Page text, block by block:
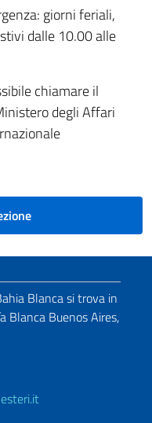
giorni feriali,
dalle 10.00 alle
chiamare il
degli Affari
Blanca si trova in
Blanca Buenos Aires,